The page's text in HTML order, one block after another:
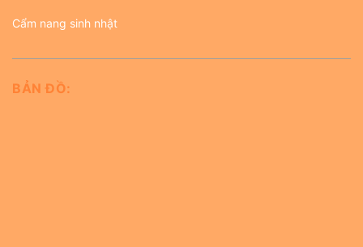
Cẩm nang sinh nhật
BẢN ĐỒ: